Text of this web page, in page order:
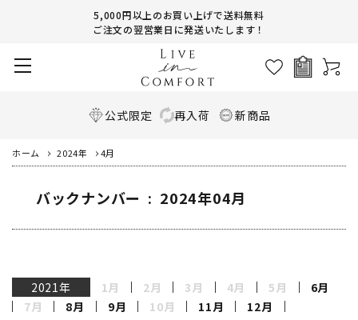
5,000円以上のお買い上げで送料無料
ご注文の翌営業日に発送いたします！
公式限定 再入荷 新商品
ホーム 2024年 4月
バックナンバー : 2024年04月
2021年 1月 2月 3月 4月 5月
6月
7月
8月 9月 10月 11月
12月